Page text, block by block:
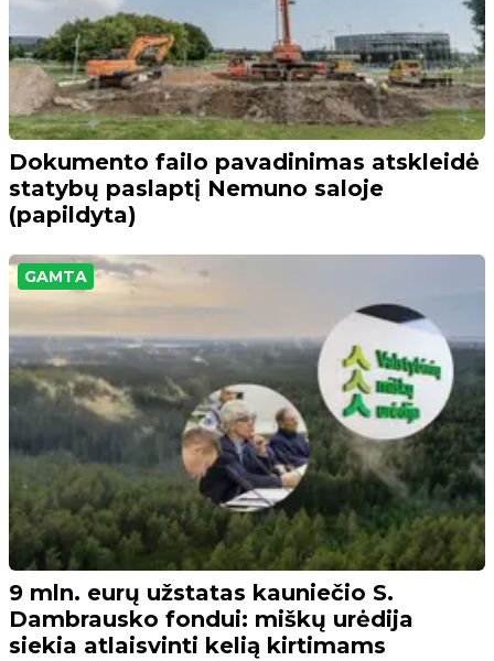
Dokumento failo pavadinimas atskleidė
statybų paslaptį Nemuno saloje
(papildyta)
GAMTA
9 mln. eurų užstatas kauniečio S.
Dambrausko fondui: miškų urėdija
siekia atlaisvinti kelią kirtimams